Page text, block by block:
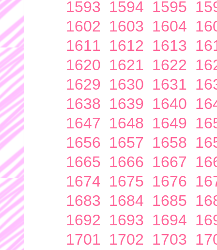
1593 1594 1595
1602 1603 1604
1611 1612 1613
1620 1621 1622
1629 1630 1631
1638 1639 1640
1647 1648 1649
1656 1657 1658
1665 1666 1667
1674 1675 1676
1683 1684 1685
1692 1693 1694
1701 1702 1703